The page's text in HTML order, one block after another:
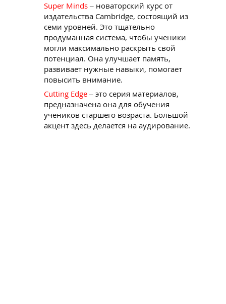
Super Minds – новаторский курс от
издательства Cambridge, состоящий из
семи уровней. Это тщательно
продуманная система, чтобы ученики
могли максимально раскрыть свой
потенциал. Она улучшает память,
развивает нужные навыки, помогает
повысить внимание.
Cutting Edge – это серия материалов,
предназначена она для обучения
учеников старшего возраста. Большой
акцент здесь делается на аудирование.